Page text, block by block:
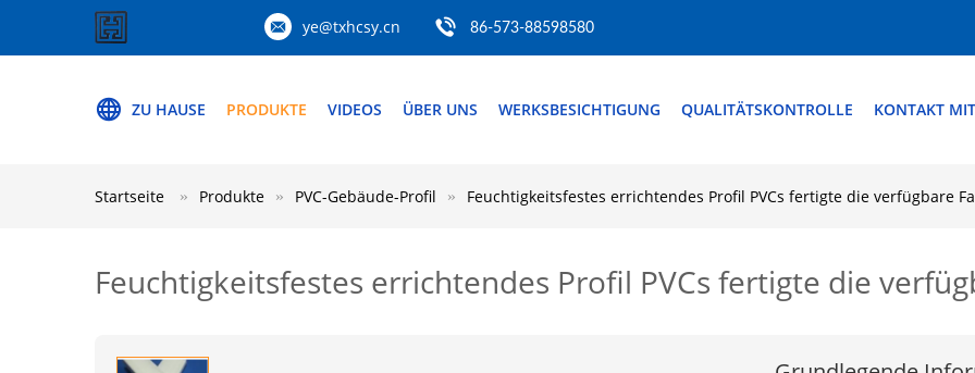
ye@txhcsy.cn 86-573-88598580
ZU HAUSE PRODUKTE VIDEOS ÜBER UNS WERKSBESICHTIGUNG QUALITÄTSKONTROLLE KONTAKT
Startseite Produkte PVC-Gebäude-Profil Feuchtigkeitsfestes errichtendes Profil PVCs fertigte die verfügbare
Feuchtigkeitsfestes errichtendes Profil PVCs fertigte die